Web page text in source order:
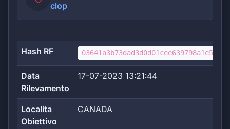
clop
Hash RF
Data
Rilevamento
17-07-2023 13:21:44
Localita
Obiettivo
CANADA